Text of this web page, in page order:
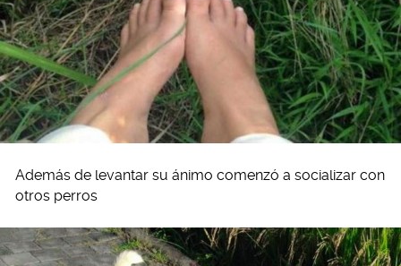
Además de levantar su ánimo comenzó a socializar con
otros perros